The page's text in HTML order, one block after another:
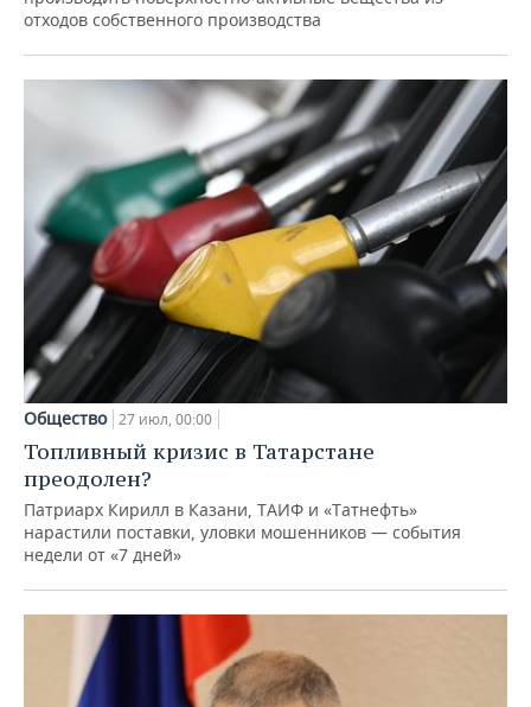
отходов собственного производства
Общество 27 июл, 00:00
Топливный кризис в Татарстане
преодолен?
Патриарх Кирилл в Казани, ТАИФ и «Татнефть»
нарастили поставки, уловки мошенников — события
недели от «7 дней»